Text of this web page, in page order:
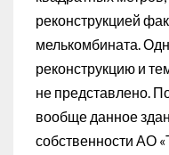
реконструкцией
мелькомбината.
реконструкцию и
не представлено.
вообще данное
собственности АО